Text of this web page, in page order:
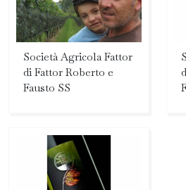
Società Agricola Fattor
di Fattor Roberto e
Fausto SS